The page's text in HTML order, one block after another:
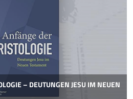
– DEUTUNGEN JESU IM NEUEN